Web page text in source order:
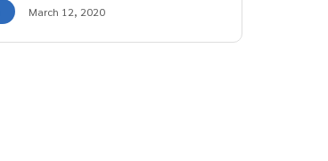
March 12, 2020